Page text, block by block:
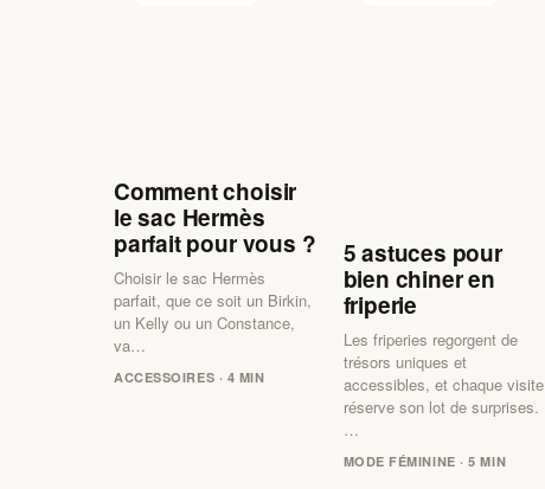
Comment choisir
le sac Hermès
parfait pour vous ?
Choisir le sac Hermès
parfait, que ce soit un Birkin,
un Kelly ou un Constance,
va…
ACCESSOIRES · 4 MIN
5 astuces pour
bien chiner en
friperie
Les friperies regorgent de
trésors uniques et
accessibles, et chaque visite
réserve son lot de surprises.
…
MODE FÉMININE · 5 MIN